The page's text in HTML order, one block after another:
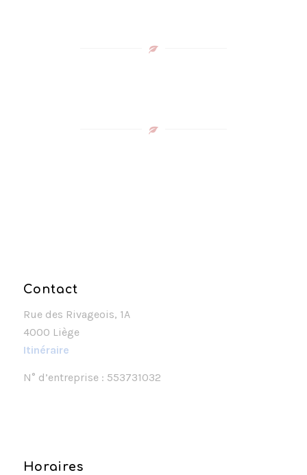
Contact
Rue des Rivageois, 1A
4000 Liège
Itinéraire
N° d’entreprise : 553731032
Horaires